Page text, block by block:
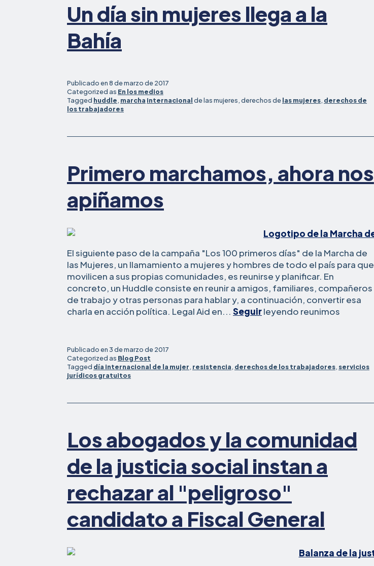
odio
o
amenazas
relacionadas
Un día sin mujeres llega a la
Bahía
Publicado en8 de marzo de 2017
Categorized as En los medios
Tagged huddle, marcha internacionalde las mujeres, derechos delas mujeres, derechos de
los trabajadores
Primero marchamos, ahora nos
apiñamos
El siguiente paso de la campaña "Los 100 primeros días" de la Marcha de
las Mujeres, un llamamiento a mujeres y hombres de todo el país para que
movilicen a sus propias comunidades, es reunirse y planificar. En
concreto, un Huddle consiste en reunir a amigos, familiares, compañeros
de trabajo y otras personas para hablar y, a continuación, convertir esa
charla en acción política. Legal Aid en... Seguirleyendo Primero
reunimos
Publicado en3 de marzo de 2017
Categorized as Blog Post
Tagged día internacional de la mujer, resistencia, derechos de los trabajadores, servicios
jurídicos gratuitos
Los abogados y la comunidad
de la justicia social instan a
rechazar al "peligroso"
candidato a Fiscal General